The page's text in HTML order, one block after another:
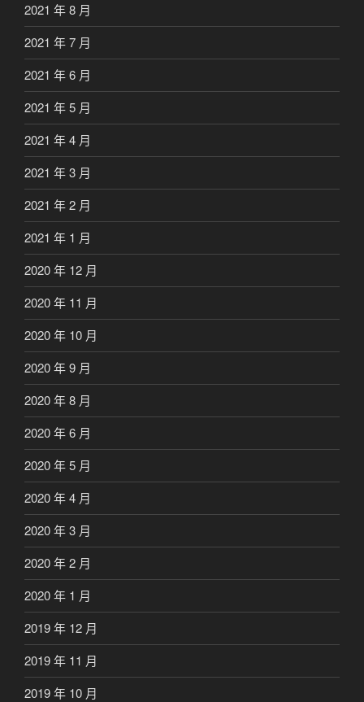
2021 年 8 月
2021 年 7 月
2021 年 6 月
2021 年 5 月
2021 年 4 月
2021 年 3 月
2021 年 2 月
2021 年 1 月
2020 年 12 月
2020 年 11 月
2020 年 10 月
2020 年 9 月
2020 年 8 月
2020 年 6 月
2020 年 5 月
2020 年 4 月
2020 年 3 月
2020 年 2 月
2020 年 1 月
2019 年 12 月
2019 年 11 月
2019 年 10 月